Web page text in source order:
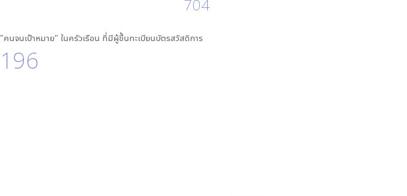
704
"คนจนเป้าหมาย" ในครัวเรือน ที่มีผู้ขึ้นทะเบียนบัตรสวัสดิการ
196